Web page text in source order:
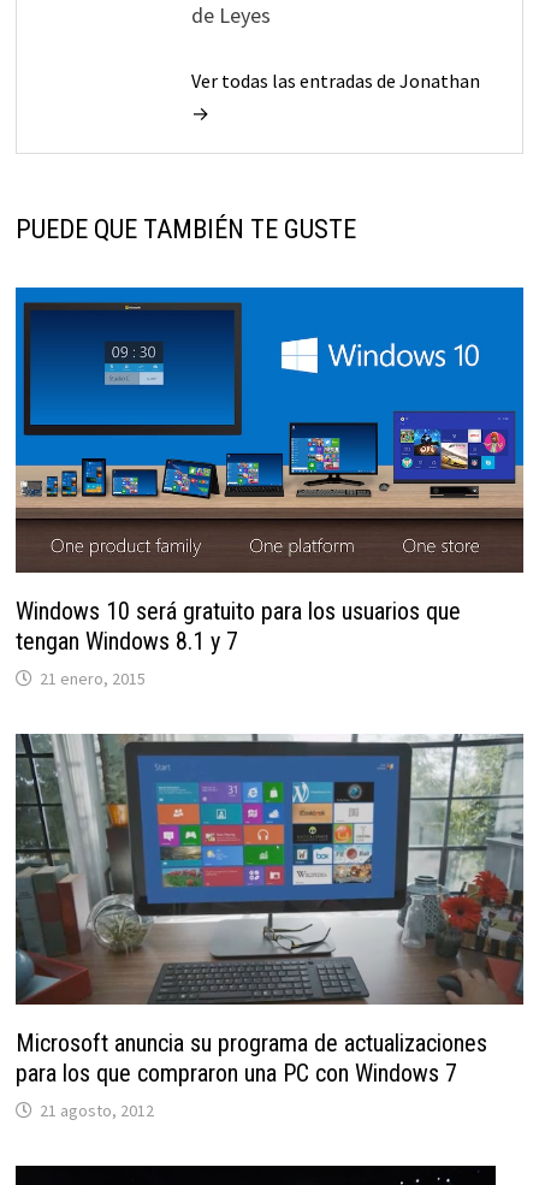
de Leyes
Ver todas las entradas de Jonathan
→
PUEDE QUE TAMBIÉN TE GUSTE
Windows 10 será gratuito para los usuarios que
tengan Windows 8.1 y 7
21 enero, 2015
Microsoft anuncia su programa de actualizaciones
para los que compraron una PC con Windows 7
21 agosto, 2012